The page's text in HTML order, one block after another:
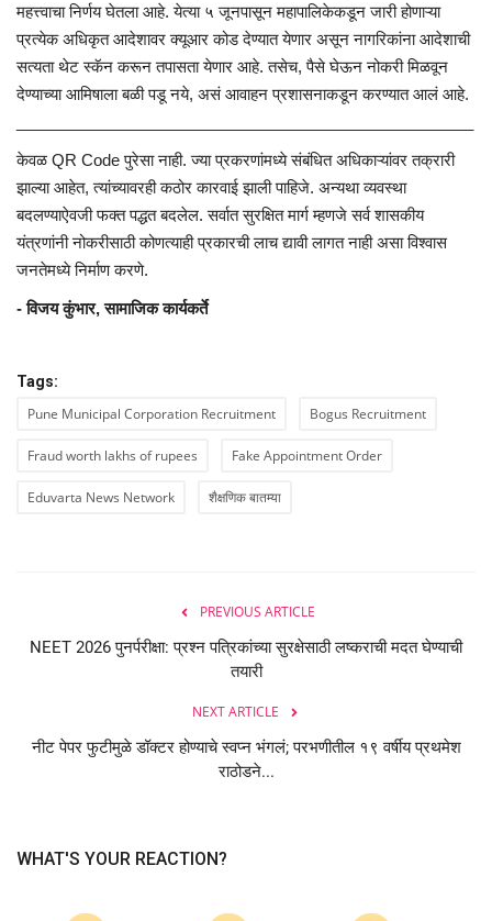
महत्त्वाचा निर्णय घेतला आहे. येत्या ५ जूनपासून महापालिकेकडून जारी होणाऱ्या
प्रत्येक अधिकृत आदेशावर क्यूआर कोड देण्यात येणार असून नागरिकांना आदेशाची
सत्यता थेट स्कॅन करून तपासता येणार आहे. तसेच, पैसे घेऊन नोकरी मिळवून
देण्याच्या आमिषाला बळी पडू नये, असं आवाहन प्रशासनाकडून करण्यात आलं आहे.
केवळ QR Code पुरेसा नाही. ज्या प्रकरणांमध्ये संबंधित अधिकाऱ्यांवर तक्रारी
झाल्या आहेत, त्यांच्यावरही कठोर कारवाई झाली पाहिजे. अन्यथा व्यवस्था
बदलण्याऐवजी फक्त पद्धत बदलेल. सर्वात सुरक्षित मार्ग म्हणजे सर्व शासकीय
यंत्रणांनी नोकरीसाठी कोणत्याही प्रकारची लाच द्यावी लागत नाही असा विश्वास
जनतेमध्ये निर्माण करणे.
- विजय कुंभार, सामाजिक कार्यकर्ते
Tags:
Pune Municipal Corporation Recruitment Bogus Recruitment
Fraud worth lakhs of rupees Fake Appointment Order
Eduvarta News Network शैक्षणिक बातम्या
PREVIOUS ARTICLE
NEET 2026 पुनर्परीक्षा: प्रश्न पत्रिकांच्या सुरक्षेसाठी लष्कराची मदत घेण्याची
तयारी
NEXT ARTICLE
नीट पेपर फुटीमुळे डॉक्टर होण्याचे स्वप्न भंगलं; परभणीतील १९ वर्षीय प्रथमेश
राठोडने...
WHAT'S YOUR REACTION?